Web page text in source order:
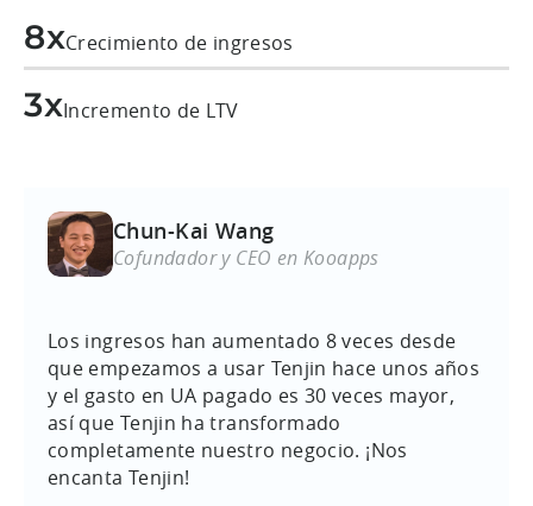
8xCrecimiento de ingresos
3xIncremento de LTV
Chun-Kai Wang
Cofundador y CEO en Kooapps
Los ingresos han aumentado 8 veces desde
que empezamos a usar Tenjin hace unos años
y el gasto en UA pagado es 30 veces mayor,
así que Tenjin ha transformado
completamente nuestro negocio. ¡Nos
encanta Tenjin!